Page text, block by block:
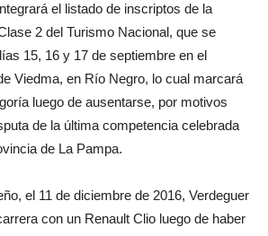
el listado de inscriptos de la
2 del Turismo Nacional, que se
15, 16 y 17 de septiembre en el
Viedma, en Río Negro, lo cual marcará
luego de ausentarse, por motivos
de la última competencia celebrada
de La Pampa.
el 11 de diciembre de 2016, Verdeguer
con un Renault Clio luego de haber